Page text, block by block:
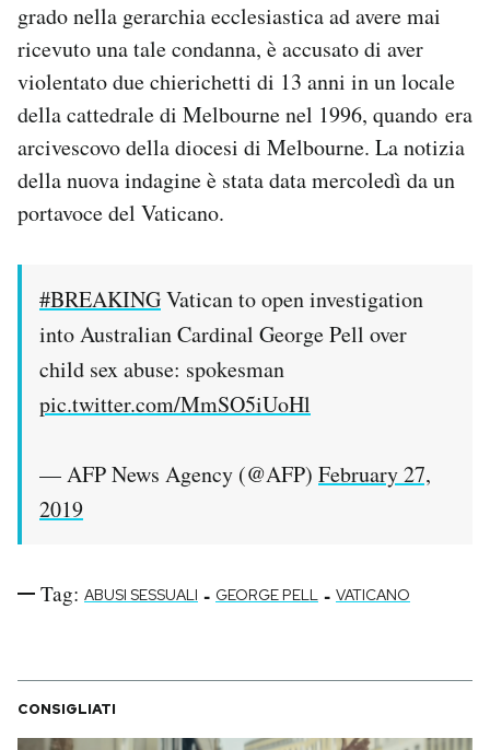
Notifiche mobile
Regala il Post
Hai bisogno di aiuto?
grado nella gerarchia ecclesiastica ad avere mai
ricevuto una tale condanna, è accusato di aver
violentato due chierichetti di 13 anni in un locale
della cattedrale di Melbourne nel 1996, quando era
arcivescovo della diocesi di Melbourne. La notizia
della nuova indagine è stata data mercoledì da un
portavoce del Vaticano.
#BREAKINGVatican to open investigation
into Australian Cardinal George Pell over
child sex abuse: spokesman
pic.twitter.com/MmSO5iUoHl
— AFP News Agency (@AFP) February 27,
2019
Tag: ABUSI SESSUALI - GEORGE PELL - VATICANO
CONSIGLIATI